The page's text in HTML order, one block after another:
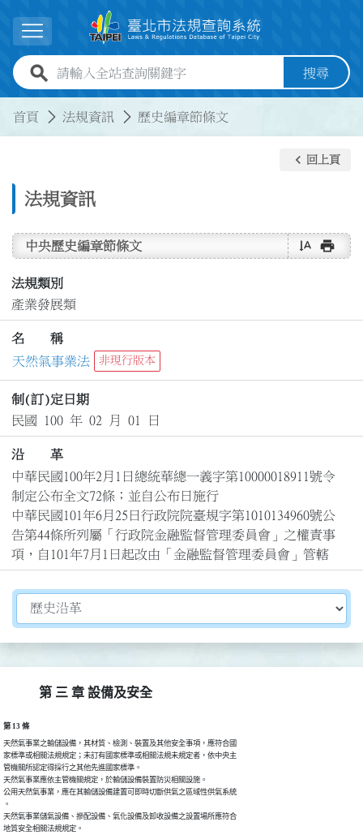
展開選單
全站查詢關鍵字欄位 搜尋
首頁 法規資訊 歷史編章節條文
法規資訊
keyboard_arrow_left 回上頁
中央歷史編章節條文 text_rotate_vertical print
法規類別
產業發展類
名 稱
天然氣事業法
非現行版本
制(訂)定日期
民國 100 年 02 月 01 日
沿 革
中華民國100年2月1日總統華總一義字第10000018911號令
制定公布全文72條；並自公布日施行
中華民國101年6月25日行政院院臺規字第1010134960號公
告第44條所列屬「行政院金融監督管理委員會」之權責事
項，自101年7月1日起改由「金融監督管理委員會」管轄
切換選擇法規資訊內容
第 三 章 設備及安全
第 13 條
天然氣事業之輸儲設備，其材質、檢測、裝置及其他安全事項，應符合國
家標準或相關法規規定；未訂有國家標準或相關法規未規定者，依中央主
管機關所認定得採行之其他先進國家標準。
天然氣事業應依主管機關規定，於輸儲設備裝置防災相關設施。
公用天然氣事業，應在其輸儲設備建置可即時切斷供氣之區域性供氣系統
。
天然氣事業儲氣設備、摻配設備、氣化設備及卸收設備之設置場所應符合
地質安全相關法規規定。